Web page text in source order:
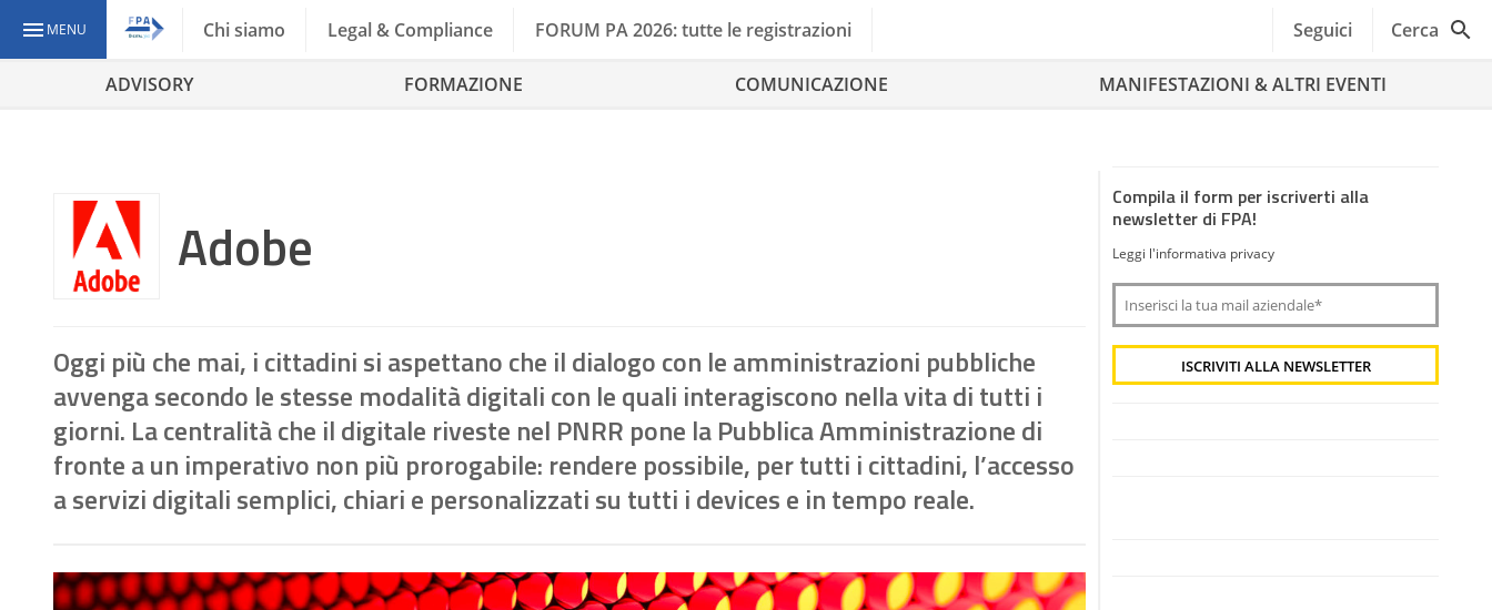
MENU Chi siamo Legal & Compliance FORUM PA 2026: tutte le registrazioni Seguici Cerca
ADVISORY FORMAZIONE COMUNICAZIONE MANIFESTAZIONI & ALTRI EVENTI
Adobe
Oggi più che mai, i cittadini si aspettano che il dialogo con le amministrazioni pubbliche
avvenga secondo le stesse modalità digitali con le quali interagiscono nella vita di tutti i
giorni. La centralità che il digitale riveste nel PNRR pone la Pubblica Amministrazione di
fronte a un imperativo non più prorogabile: rendere possibile, per tutti i cittadini, l’accesso
a servizi digitali semplici, chiari e personalizzati su tutti i devices e in tempo reale.
Compila il form per iscriverti alla
newsletter di FPA!
Leggi l'informativa privacy